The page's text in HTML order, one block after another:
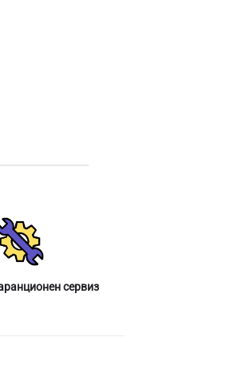
сервиз